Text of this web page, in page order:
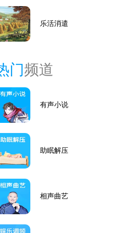
乐活消遣
门频道
有声小说
助眠解压
相声曲艺